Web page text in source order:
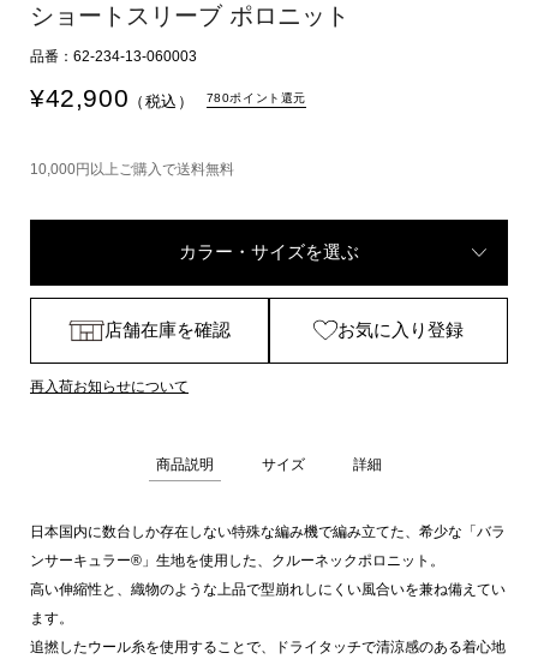
ショートスリーブ ポロニット
品番：62-234-13-060003
¥42,900 （税込） 780ポイント還元
10,000円以上ご購入で送料無料
カラー・サイズを選ぶ
店舗在庫を確認 お気に入り登録
再入荷お知らせについて
商品説明 サイズ 詳細
日本国内に数台しか存在しない特殊な編み機で編み立てた、希少な「バラ
ンサーキュラー®」生地を使用した、クルーネックポロニット。
高い伸縮性と、織物のような上品で型崩れしにくい風合いを兼ね備えてい
ます。
追撚したウール糸を使用することで、ドライタッチで清涼感のある着心地